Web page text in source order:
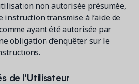
non autorisée présumée,
transmise à l’aide de
ayant été autorisée par
obligation d’enquêter sur le
de l'Utilisateur